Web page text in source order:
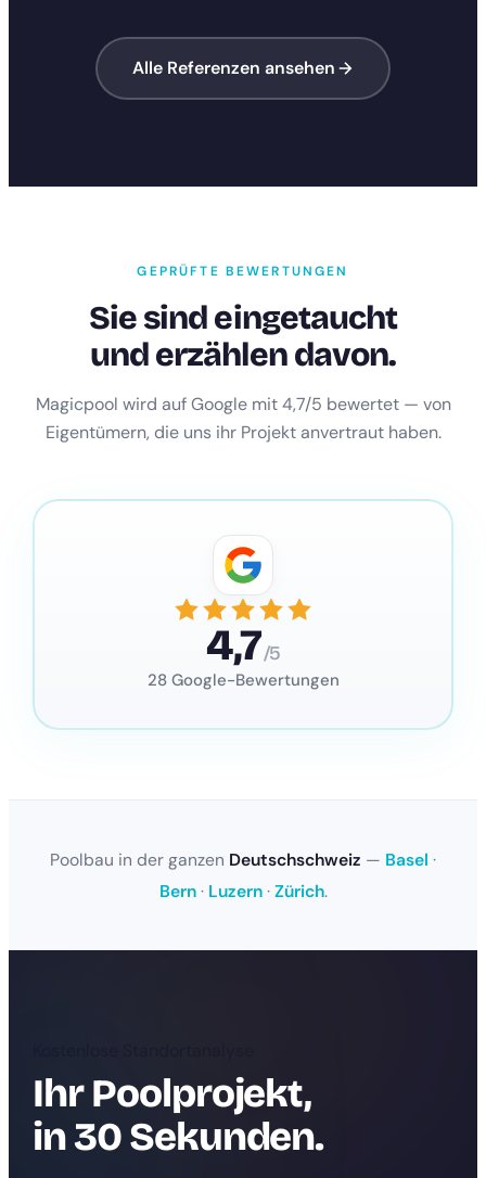
Alle Referenzen ansehen
GEPRÜFTE BEWERTUNGEN
Sie sind eingetaucht
und erzählen davon.
Magicpool wird auf Google mit 4,7/5 bewertet — von
Eigentümern, die uns ihr Projekt anvertraut haben.
4,7/5
28 Google-Bewertungen
Poolbau in der ganzen Deutschschweiz — Basel ·
Bern· Luzern·Zürich.
Ihr Poolprojekt,
in 30 Sekunden.